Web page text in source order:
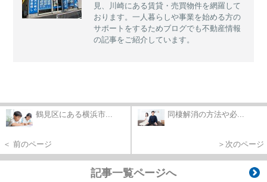
見、川崎にある賃貸・売買物件を網羅して
おります。一人暮らしや事業を始める方の
サポートをするためブログでも不動産情報
の記事をご紹介しています。
鶴見区にある横浜市...
＜ 前のページ
同棲解消の方法や必...
＞次のページ
記事一覧ページへ